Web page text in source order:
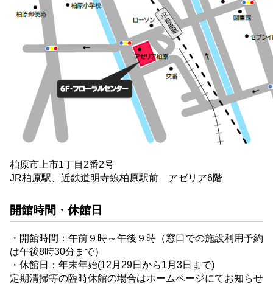
柏原市上市1丁目2番2号
JR柏原駅、近鉄道明寺線柏原駅前 アゼリア6階
開館時間・休館日
・開館時間：午前９時～午後９時（窓口での施設利用予約
は午後8時30分まで）
・休館日：年末年始(12月29日から1月3日まで)
定期清掃等の臨時休館の場合はホームページにてお知らせ